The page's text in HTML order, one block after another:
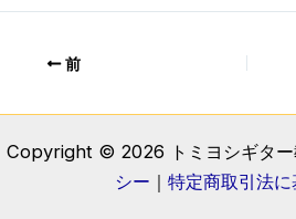
前
Copyright © 2026 トミヨシギター
シー ｜ 特定商取引法